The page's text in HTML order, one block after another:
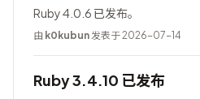
Ruby 4.0.6 已发布。
由 k0kubun发表于 2026-07-14
Ruby 3.4.10 已发布